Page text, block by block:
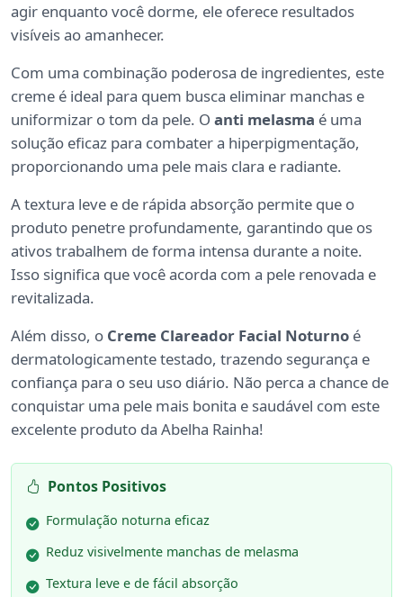
agir enquanto você dorme, ele oferece resultados
visíveis ao amanhecer.
Com uma combinação poderosa de ingredientes, este
creme é ideal para quem busca eliminar manchas e
uniformizar o tom da pele. O anti melasma é uma
solução eficaz para combater a hiperpigmentação,
proporcionando uma pele mais clara e radiante.
A textura leve e de rápida absorção permite que o
produto penetre profundamente, garantindo que os
ativos trabalhem de forma intensa durante a noite.
Isso significa que você acorda com a pele renovada e
revitalizada.
Além disso, o Creme Clareador Facial Noturno é
dermatologicamente testado, trazendo segurança e
confiança para o seu uso diário. Não perca a chance de
conquistar uma pele mais bonita e saudável com este
excelente produto da Abelha Rainha!
Pontos Positivos
Formulação noturna eficaz
Reduz visivelmente manchas de melasma
Textura leve e de fácil absorção